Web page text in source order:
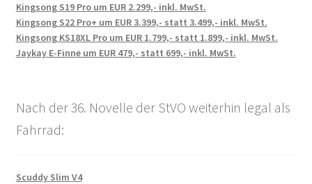
Kingsong S19 Pro um EUR 2.299,- inkl. MwSt.
Kingsong S22 Pro+ um EUR 3.399,- statt 3.499,- inkl. MwSt.
Kingsong KS18XL Pro um EUR 1.799,- statt 1.899,- inkl. MwSt.
Jaykay E-Finne um EUR 479,- statt 699,- inkl. MwSt.
Nach der 36. Novelle der StVO weiterhin legal als
Fahrrad:
Scuddy Slim V4